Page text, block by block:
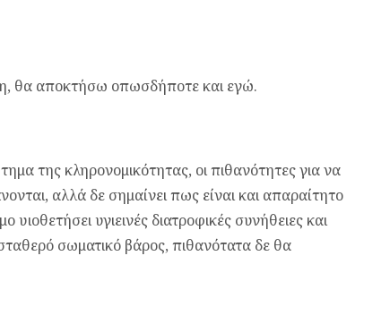
θα αποκτήσω οπωσδήποτε και εγώ.
της κληρονομικότητας, οι πιθανότητες για να
αλλά δε σημαίνει πως είναι και απαραίτητο
υγιεινές διατροφικές συνήθειες και
σωματικό βάρος, πιθανότατα δε θα